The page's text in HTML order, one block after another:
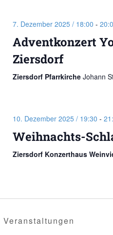
7. Dezember 2025 / 18:00 -
Adventkonzert
Ziersdorf
Ziersdorf Pfarrkirche Johann
10. Dezember 2025 / 19:30 -
Weihnachts-
Ziersdorf Konzerthaus
Veranstaltungen